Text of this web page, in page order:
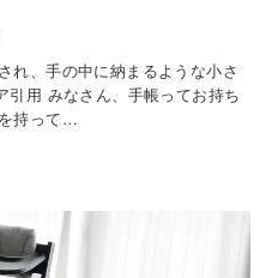
れ、手の中に納まるような小さ
用 みなさん、手帳ってお持ち
持って…